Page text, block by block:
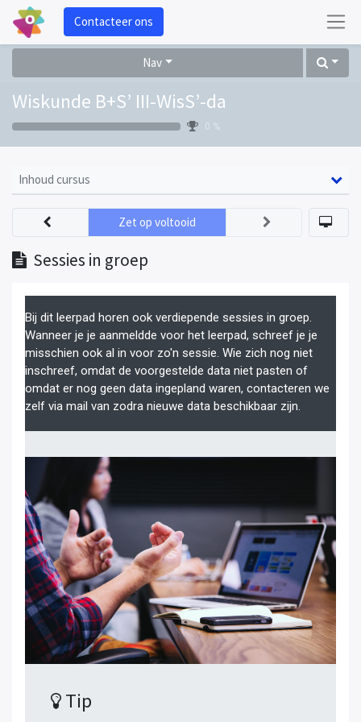
Contacteer ons
Nav
Wiskunde B+S’ III-WisS’-da
0 %
Inhoud cursus
Sessies in groep
Zet op voltooid
Bij dit leerpad horen ook verdiepende sessies in groep.
Wanneer je je aanmeldde voor het leerpad, schreef je je
misschien ook al in voor zo'n sessie. Wie zich nog niet
inschreef, omdat de voorgestelde data niet pasten of
omdat er nog geen data ingepland waren, contacteren we
zelf via mail van zodra nieuwe data beschikbaar zijn.
Tip